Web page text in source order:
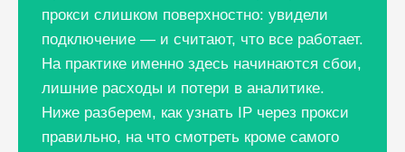
прокси слишком поверхностно: увидели
подключение — и считают, что все работает.
На практике именно здесь начинаются сбои,
лишние расходы и потери в аналитике.
Ниже разберем, как узнать IP через прокси
правильно, на что смотреть кроме самого